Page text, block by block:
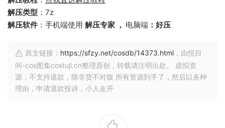
解压类型 ：7z
解压软件 ：手机端使用 解压专家 ， 电脑端 ：好压
原文链接： https://sfzy.net/cosdb/14373.html ，由悦目
间-cos图集costuji.cn整理原创，转载请注明出处。 虚拟资
源，不支持退款，除非货不对版 所有资源到手了，然后以各种
理由，申请退款投诉，小人走开